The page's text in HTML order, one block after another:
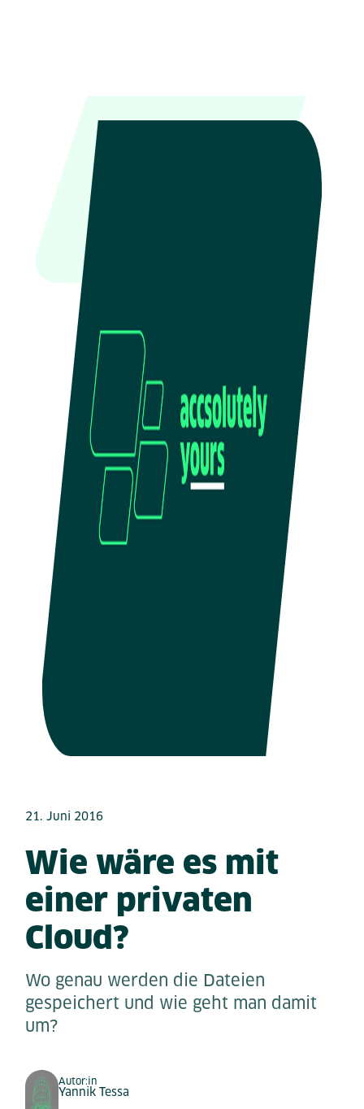
21. Juni 2016
Wie wäre es mit
einer privaten
Cloud?
Wo genau werden die Dateien
gespeichert und wie geht man damit
um?
Autor:in
Yannik Tessa